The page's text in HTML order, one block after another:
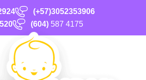
(+57)3052353906
(604) 587 4175